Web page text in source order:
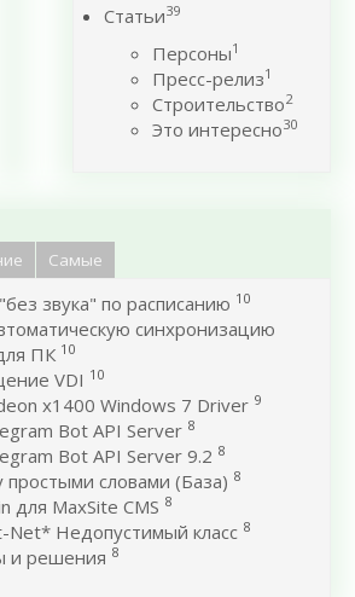
Статьи39
Персоны1
Пресс-релиз1
Строительство2
Это интересно30
Самые
звука" по расписанию 10
синхронизацию
ПК 10
VDI 10
x1400 Windows 7 Driver 9
Bot API Server 8
Bot API Server 9.2 8
словами (База) 8
для MaxSite CMS 8
Net* Недопустимый класс 8
и решения 8